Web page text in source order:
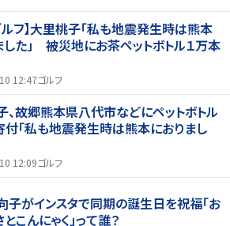
ルフ】大里桃子「私も地震発生時は熊本
した」 被災地にお茶ペットボトル１万本
12:47ゴルフ
、故郷熊本県八代市などにペットボトル
付「私も地震発生時は熊本におりまし
12:09ゴルフ
子がインスタで同期の誕生日を祝福「お
こんにゃく」って誰？